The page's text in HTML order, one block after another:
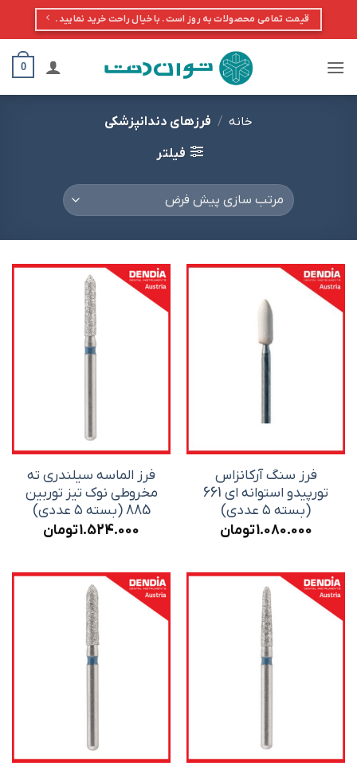
قیمت تمامی محصولات به روز است. با خیال راحت خرید نمایید.
0
خانه / فرزهای دندانپزشکی
فیلتر
فرز سنگ آرکانزاس
تورپیدو استوانه ای 661
(بسته ۵ عددی)
1.080.000تومان
فرز الماسه سیلندری ته
مخروطی نوک تیز توربین
885 (بسته ۵ عددی)
1.524.000تومان